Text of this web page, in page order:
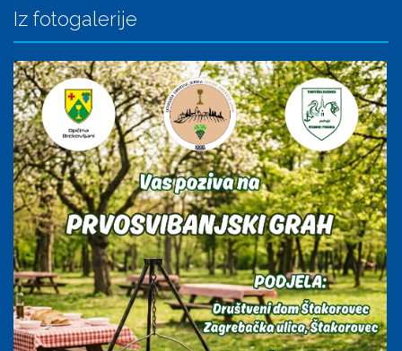
Iz fotogalerije